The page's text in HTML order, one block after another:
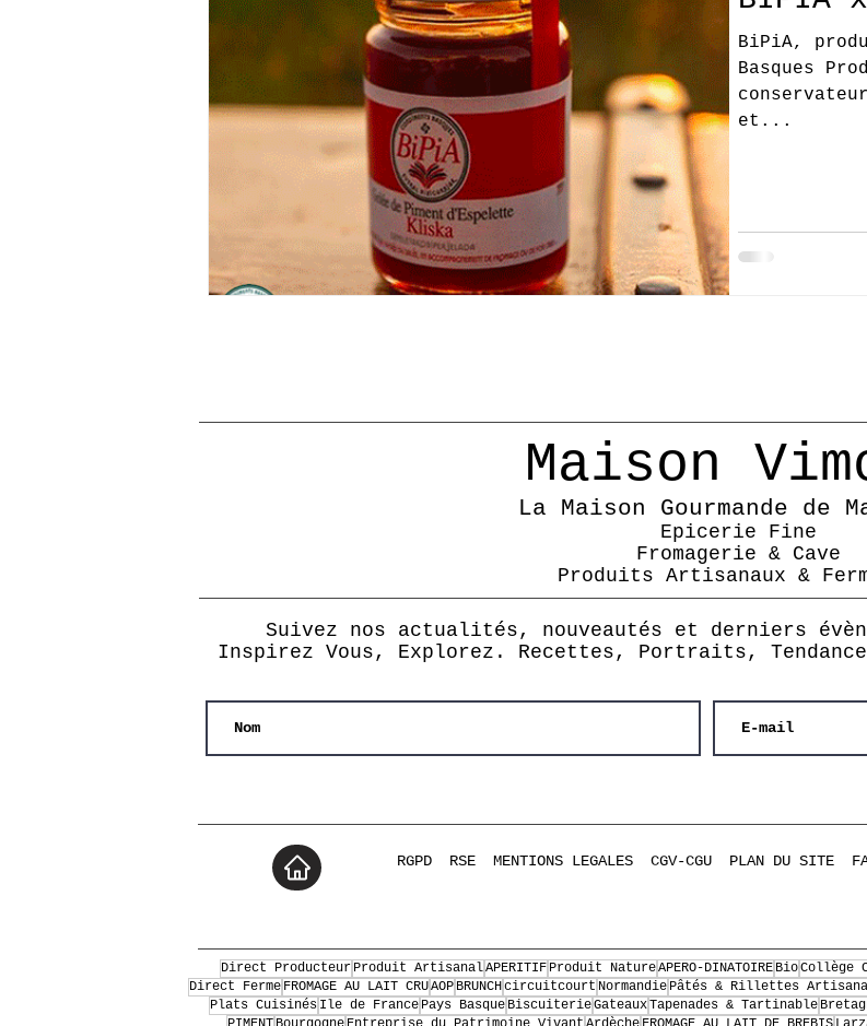
BiPiA,
Basques
et...
Maison
La Maison Gourmande de
Epicerie Fine
Fromagerie & Cave
Produits Artisanaux &
Suivez nos actualités, nouveautés et derniers
Inspirez Vous, Explorez. Recettes, Portraits,
RGPD RSE MENTIONS LEGALES CGV-CGU PLAN DU SITE
Direct Producteur Produit ArtisanalAPERITIF Produit NatureAPERO-DINATOIRE BioCollège
Direct Ferme FROMAGE AU LAIT CRUAOP BRUNCHcircuitcourt Normandie Pâtés & Rillettes
Plats Cuisinés Ile de France Pays Basque BiscuiterieGateauxTapenades & Tartinable